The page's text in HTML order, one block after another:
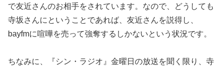
で友近さんのお相手をされています。なので、どうしても
寺坂さんにということであれば、友近さんを説得し、
bayfmに喧嘩を売って強奪するしかないという状況です。
ちなみに、『シン・ラジオ』金曜日の放送を聞く限り、寺